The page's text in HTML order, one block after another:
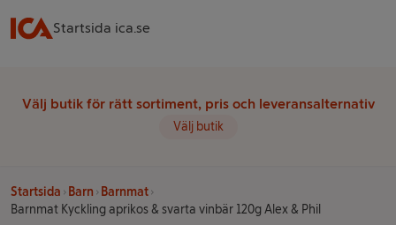
Startsida ica.se
Välj butik för rätt sortiment, pris och leveransalternativ
Välj butik
Startsida Barn
Barnmat
Barnmat Kyckling aprikos & svarta vinbär 120g Alex & Phil